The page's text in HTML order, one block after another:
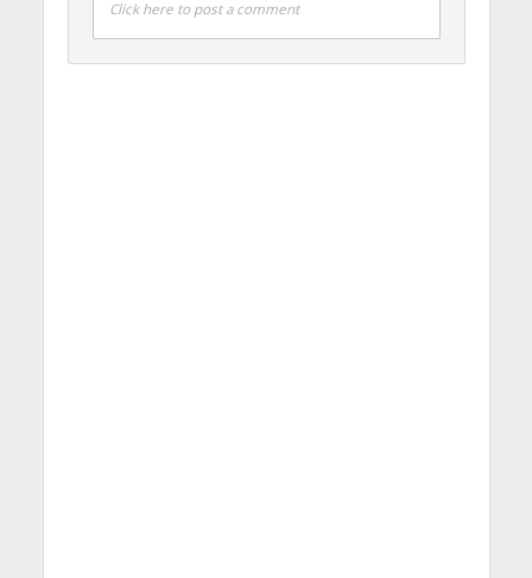
Click here to post a comment